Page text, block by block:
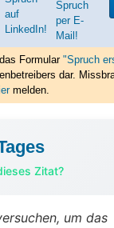
Formular "Spruch
dar.
melden.
Zitat?
um das